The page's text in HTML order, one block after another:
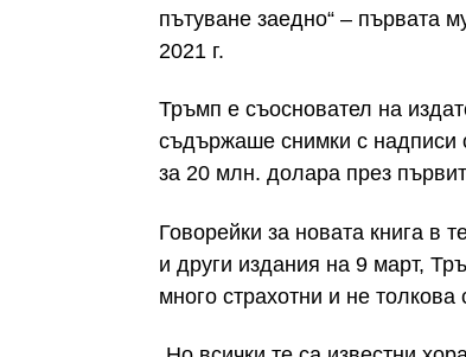
пътуване заедно“ – първата
2021 г.
Тръмп е съосновател на
съдържаше снимки с надписи
за 20 млн. долара през
Говорейки за новата книга в
и други издания на 9 март,
много страхотни и не